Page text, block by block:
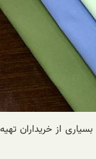
از خریداران تهیه